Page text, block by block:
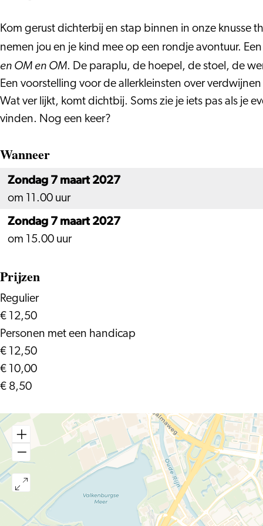
Kom gerust dichterbij en stap binnen in onze knusse
nemen jou en je kind mee op een rondje avontuur.
en OM en OM. De paraplu, de hoepel, de stoel, de
Een voorstelling voor de allerkleinsten over
Wat ver lijkt, komt dichtbij. Soms zie je iets pas als je
vinden. Nog een keer?
Wanneer
Zondag 7 maart 2027
om 11.00 uur
Zondag 7 maart 2027
om 15.00 uur
Prijzen
Regulier
€ 12,50
Personen met een handicap
€ 12,50
€ 10,00
€ 8,50